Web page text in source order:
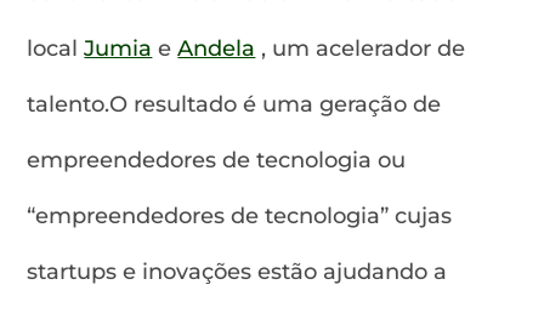
localJumia eAndela , um acelerador de
talento.O resultado é uma geração de
empreendedores de tecnologia ou
“empreendedores de tecnologia” cujas
startups e inovações estão ajudando a